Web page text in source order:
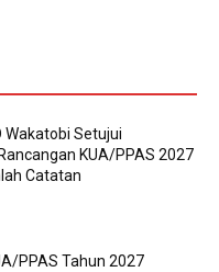
Wakatobi Setujui
KUA/PPAS 2027
Catatan
PPAS Tahun 2027